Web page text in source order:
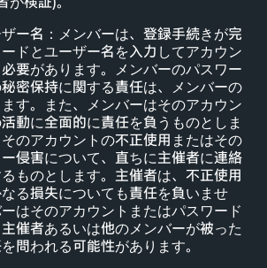
ー名：メンバーは、登録手続きが完
ドとユーザー名を入力してアカウン
要があります。メンバーのパスワー
密保持に関する責任は、メンバーの
す。また、メンバーはそのアカウン
動に全面的に責任を負うものとしま
のアカウントの不正使用またはその
侵害について、直ちに主催者に連絡
ものとします。主催者は、不正使用
る損失についても責任を負いませ
はそのアカウントまたはパスワード
催者あるいは他のメンバーが被った
問われる可能性があります。